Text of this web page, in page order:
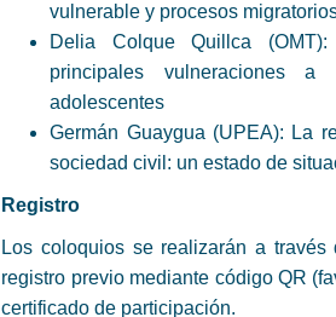
vulnerable y procesos
Delia Colque Quillca
principales vulneraciones
adolescentes
Germán Guaygua (UPEA): La
sociedad civil: un estado de
Registro
Los coloquios se realizarán a
registro previo mediante código QR
certificado de participación.